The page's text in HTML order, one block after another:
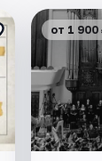
от 1 900